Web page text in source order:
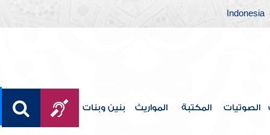
Indonesia
الصوتيات المكتبة المواريث بنين وبنات